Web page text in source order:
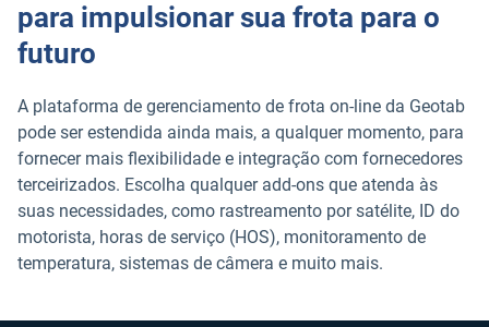
para impulsionar sua frota para o
futuro
A plataforma de gerenciamento de frota on-line da Geotab
pode ser estendida ainda mais, a qualquer momento, para
fornecer mais flexibilidade e integração com fornecedores
terceirizados. Escolha qualquer add-ons que atenda às
suas necessidades, como rastreamento por satélite, ID do
motorista, horas de serviço (HOS), monitoramento de
temperatura, sistemas de câmera e muito mais.